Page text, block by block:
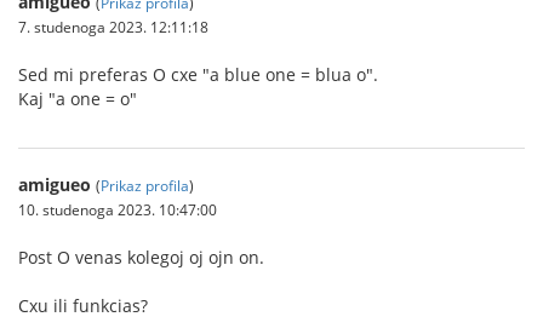
7. studenoga 2023. 12:11:18
Sed mi preferas O cxe "a blue one = blua o".
Kaj "a one = o"
amigueo (Prikaz profila)
10. studenoga 2023. 10:47:00
Post O venas kolegoj oj ojn on.
Cxu ili funkcias?